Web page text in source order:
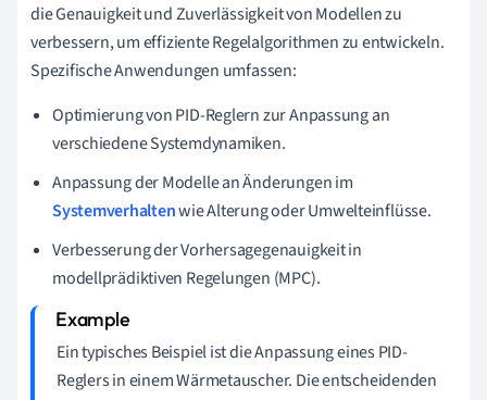
die Genauigkeit und Zuverlässigkeit von Modellen zu
verbessern, um effiziente Regelalgorithmen zu entwickeln.
Spezifische Anwendungen umfassen:
Optimierung von PID-Reglern zur Anpassung an
verschiedene Systemdynamiken.
Anpassung der Modelle an Änderungen im
Systemverhaltenwie Alterung oder Umwelteinflüsse.
Verbesserung der Vorhersagegenauigkeit in
modellprädiktiven Regelungen (MPC).
Ein typisches Beispiel ist die Anpassung eines PID-
Reglers in einem Wärmetauscher. Die entscheidenden